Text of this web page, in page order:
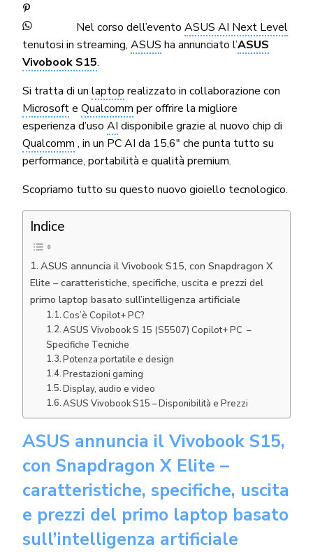
Nel corso dell’evento ASUS AI Next Level
tenutosi in streaming,ASUS ha annunciato l’ASUS
Vivobook S15.
Si tratta di unlaptop realizzato in collaborazione con
Microsofte Qualcomm per offrire la migliore
esperienza d’uso AI disponibile grazie al nuovo chip di
Qualcomm , in un PC AI da 15,6″ che punta tutto su
performance, portabilità e qualità premium.
Scopriamo tutto su questo nuovo gioiello tecnologico.
Indice
ASUS annuncia il Vivobook S15, con Snapdragon X
Elite – caratteristiche, specifiche, uscita e prezzi del
primo laptop basato sull’intelligenza artificiale
Cos’è Copilot+ PC?
ASUS Vivobook S 15 (S5507) Copilot+ PC –
Specifiche Tecniche
Potenza portatile e design
Prestazioni gaming
Display, audio e video
ASUS Vivobook S15 – Disponibilità e Prezzi
ASUS annuncia il Vivobook S15,
con Snapdragon X Elite –
caratteristiche, specifiche, uscita
e prezzi del primo laptop basato
sull’intelligenza artificiale